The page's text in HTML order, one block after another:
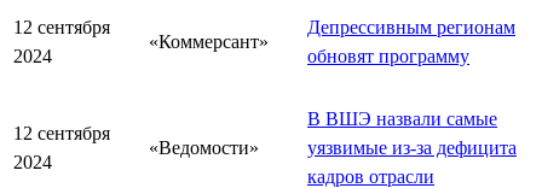
12 сентября
2024
«Коммерсант»
Депрессивным регионам
обновят программу
12 сентября
2024
«Ведомости»
В ВШЭ назвали самые
уязвимые из-за дефицита
кадров отрасли